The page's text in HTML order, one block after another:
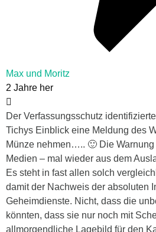
Max und Moritz
2 Jahre her
Der Verfassungsschutz
Tichys Einblick eine Meldung des
Münze nehmen….. 🙂 Die
Medien – mal wieder aus dem
Es steht in fast allen solch
damit der Nachweis der absoluten
Geheimdienste. Nicht, dass die
könnten, dass sie nur noch mit
allmorgendliche Lagebild für den